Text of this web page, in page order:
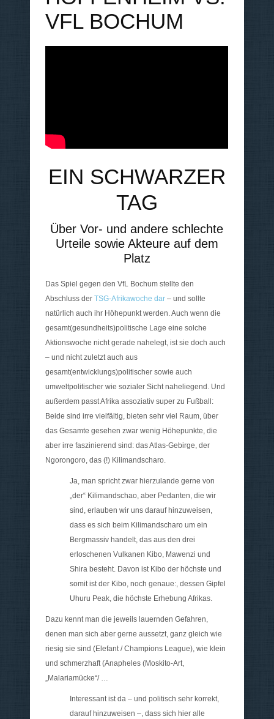
VFL BOCHUM
EIN SCHWARZER
TAG
Über Vor- und andere schlechte
Urteile sowie Akteure auf dem
Platz
Das Spiel gegen den VfL Bochum stellte den
Abschluss der TSG-Afrikawoche dar – und sollte
natürlich auch ihr Höhepunkt werden. Auch wenn die
gesamt(gesundheits)politische Lage eine solche
Aktionswoche nicht gerade nahelegt, ist sie doch auch
– und nicht zuletzt auch aus
gesamt(entwicklungs)politischer sowie auch
umweltpolitischer wie sozialer Sicht naheliegend. Und
außerdem passt Afrika assoziativ super zu Fußball:
Beide sind irre vielfältig, bieten sehr viel Raum, über
das Gesamte gesehen zwar wenig Höhepunkte, die
aber irre faszinierend sind: das Atlas-Gebirge, der
Ngorongoro, das (!) Kilimandscharo.
Ja, man spricht zwar hierzulande gerne von
„der“ Kilimandschao, aber Pedanten, die wir
sind, erlauben wir uns darauf hinzuweisen,
dass es sich beim Kilimandscharo um ein
Bergmassiv handelt, das aus den drei
erloschenen Vulkanen Kibo, Mawenzi und
Shira besteht. Davon ist Kibo der höchste und
somit ist der Kibo, noch genaue:, dessen Gipfel
Uhuru Peak, die höchste Erhebung Afrikas.
Dazu kennt man die jeweils lauernden Gefahren,
denen man sich aber gerne aussetzt, ganz gleich wie
riesig sie sind (Elefant / Champions League), wie klein
und schmerzhaft (Anapheles (Moskito-Art,
„Malariamücke“/ …
Interessant ist da – und politisch sehr korrekt,
darauf hinzuweisen –, dass sich hier alle